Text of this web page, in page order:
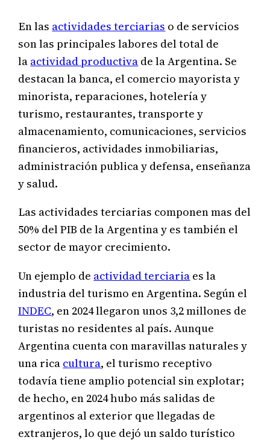
En las actividades terciarias o de servicios
son las principales labores del total de
la actividad productiva de la Argentina. Se
destacan la banca, el comercio mayorista y
minorista, reparaciones, hotelería y
turismo, restaurantes, transporte y
almacenamiento, comunicaciones, servicios
financieros, actividades inmobiliarias,
administración publica y defensa, enseñanza
y salud.
Las actividades terciarias componen mas del
50% del PIB de la Argentina y es también el
sector de mayor crecimiento.
Un ejemplo de actividad terciaria es la
industria del turismo en Argentina. Según el
INDEC, en 2024 llegaron unos 3,2 millones de
turistas no residentes al país. Aunque
Argentina cuenta con maravillas naturales y
una rica cultura, el turismo receptivo
todavía tiene amplio potencial sin explotar;
de hecho, en 2024 hubo más salidas de
argentinos al exterior que llegadas de
extranjeros, lo que dejó un saldo turístico